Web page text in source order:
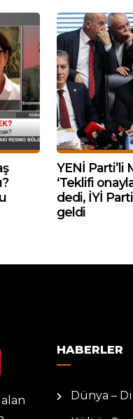
YENİ Parti’li
‘Teklifi
dedi, İYİ
geldi
HABERLER
Dünya –